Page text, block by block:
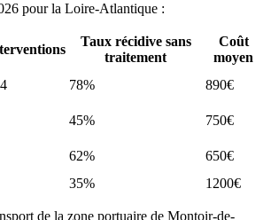
pour la Loire-Atlantique :
Taux récidive sans
traitement
Coût
moyen
78%
890€
45%
750€
62%
650€
35% 1200€
de la zone portuaire de Montoir-de-